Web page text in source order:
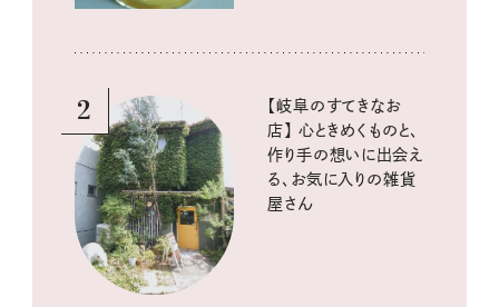
2
【岐阜のすてきなお
店】 心ときめくものと、
作り手の想いに出会え
る、お気に入りの雑貨
屋さん